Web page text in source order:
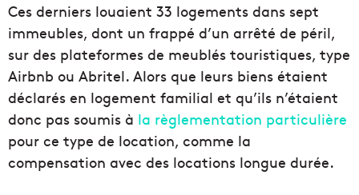
Ces derniers louaient 33 logements dans sept
immeubles, dont un frappé d’un arrêté de péril,
sur des plateformes de meublés touristiques, type
Airbnb ou Abritel. Alors que leurs biens étaient
déclarés en logement familial et qu’ils n’étaient
donc pas soumis à la règlementation particulière
pour ce type de location, comme la
compensation avec des locations longue durée.